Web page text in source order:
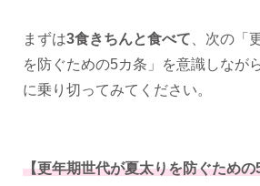
まずは3食きちんと食べて 、次の「
を防ぐための5カ条」を意識しなが
に乗り切ってみてください。
【更年期世代が夏太りを防ぐための